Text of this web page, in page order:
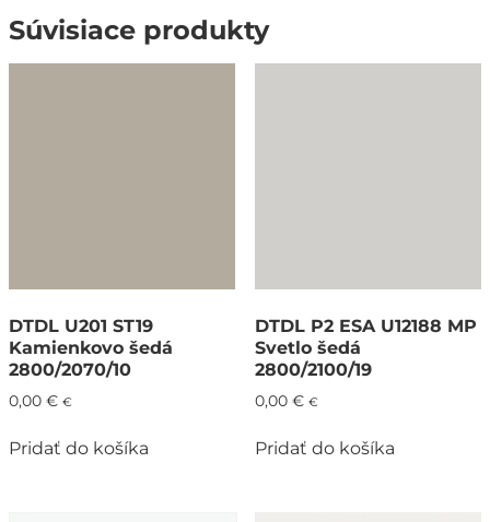
Súvisiace produkty
DTDL U201 ST19
Kamienkovo šedá
2800/2070/10
0,00 € €
Pridať do košíka
DTDL P2 ESA U12188 MP
Svetlo šedá
2800/2100/19
0,00 € €
Pridať do košíka